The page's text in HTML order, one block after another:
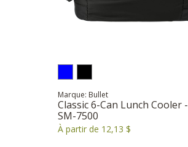
Marque: Bullet
Classic 6-Can Lunch Cooler -
SM-7500
À partir de 12,13 $